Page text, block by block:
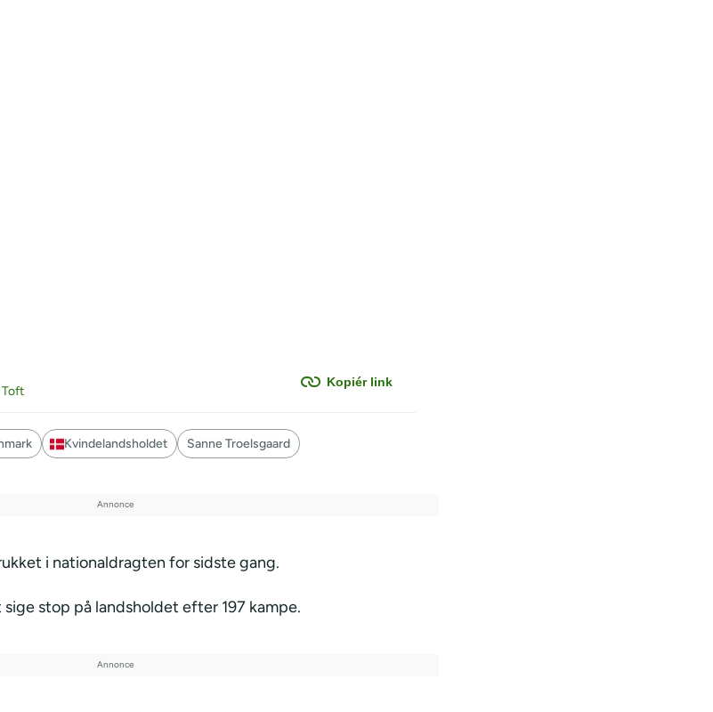
Kopiér link
Toft
Kvindelandsholdet Sanne Troelsgaard
i nationaldragten for sidste gang.
stop på landsholdet efter 197 kampe.